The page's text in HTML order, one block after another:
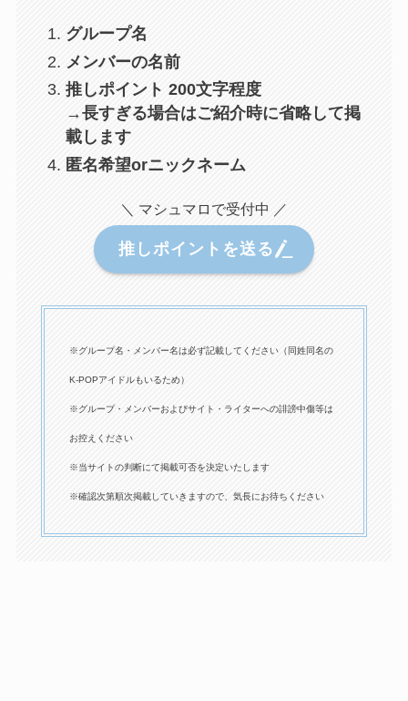
グループ名
メンバーの名前
推しポイント 200文字程度
→長すぎる場合はご紹介時に省略して掲
載します
匿名希望orニックネーム
＼ マシュマロで受付中 ／
推しポイントを送る
※グループ名・メンバー名は必ず記載してください（同姓同名の
K-POPアイドルもいるため）
※グループ・メンバーおよびサイト・ライターへの誹謗中傷等は
お控えください
※当サイトの判断にて掲載可否を決定いたします
※確認次第順次掲載していきますので、気長にお待ちください